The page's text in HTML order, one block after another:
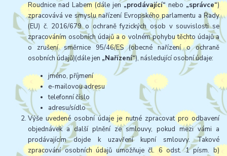
Roudnice nad Labem (dále jen„prodávající“nebo „správce“)
zpracovává ve smyslu nařízení Evropského parlamentu a Rady
(EU) č. 2016/679 o ochraně fyzických osob v souvislosti se
zpracováním osobních údajů a o volném pohybu těchto údajů a
o zrušení směrnice 95/46/ES (obecné nařízení o ochraně
osobních údajů)(dále jen „Nařízení“), následující osobní údaje:
jméno, příjmení
e-mailovou adresu
telefonní číslo
adresu/sídlo
Výše uvedené osobní údaje je nutné zpracovat pro odbavení
objednávek a další plnění ze smlouvy, pokud mezi vámi a
prodávajícím dojde k uzavření kupní smlouvy. Takové
zpracování osobních údajů umožňuje čl. 6 odst. 1 písm. b)